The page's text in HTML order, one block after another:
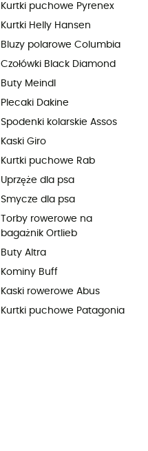
Kurtki puchowe Pyrenex
Kurtki Helly Hansen
Bluzy polarowe Columbia
Czołówki Black Diamond
Buty Meindl
Plecaki Dakine
Spodenki kolarskie Assos
Kaski Giro
Kurtki puchowe Rab
Uprzęże dla psa
Smycze dla psa
Torby rowerowe na
bagażnik Ortlieb
Buty Altra
Kominy Buff
Kaski rowerowe Abus
Kurtki puchowe Patagonia